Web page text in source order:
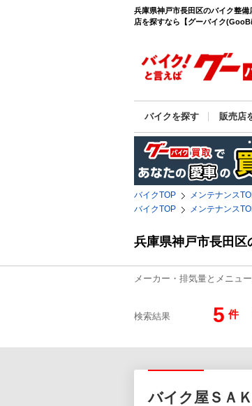
兵庫県神戸市長田区のバイク整
店を探すなら【グーバイク
バイクを探す 販売店
バイクTOP メンテナンス
バイクTOP
メンテナンス
兵庫県神戸市長田
メーカー・排気量とメニュ
検索結果 5 件
バイク屋ＳＡ